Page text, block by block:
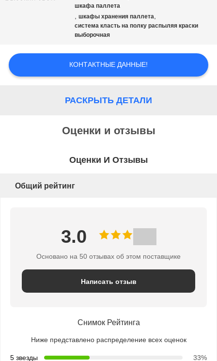
шкафа паллета
,шкафы хранения паллета,
система класть на полку распыляя краски
выборочная
КОНТАКТНЫЕ ДАННЫЕ!
РАСКРЫТЬ ДЕТАЛИ
Оценки и отзывы
Оценки И Отзывы
Общий рейтинг
3.0
Основано на 50 отзывах об этом поставщике
Написать отзыв
Снимок Рейтинга
Ниже представлено распределение всех оценок
5 звезды 33%